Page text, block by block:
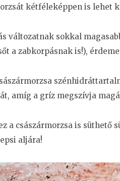
kétféleképpen is lehet
változatnak sokkal
a zabkorpásnak is!),
amíg a gríz megszívja
a császármorzsa is
aljára!